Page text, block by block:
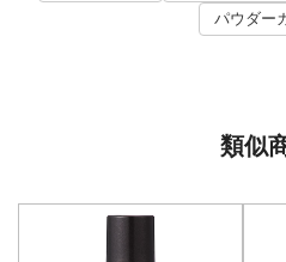
パウダー
類似